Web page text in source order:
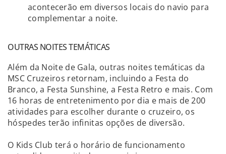
acontecerão em diversos locais do navio para
complementar a noite.
OUTRAS NOITES TEMÁTICAS
Além da Noite de Gala, outras noites temáticas da
MSC Cruzeiros retornam, incluindo a Festa do
Branco, a Festa Sunshine, a Festa Retro e mais. Com
16 horas de entretenimento por dia e mais de 200
atividades para escolher durante o cruzeiro, os
hóspedes terão infinitas opções de diversão.
O Kids Club terá o horário de funcionamento